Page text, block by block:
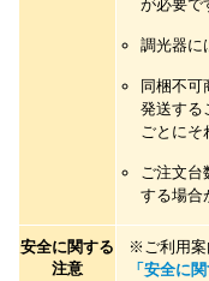
が必要で
調光器に
同梱不可
発送する
ごとにそ
ご注文台
する場合
安全に関する
注意
※ご利用案
「安全に